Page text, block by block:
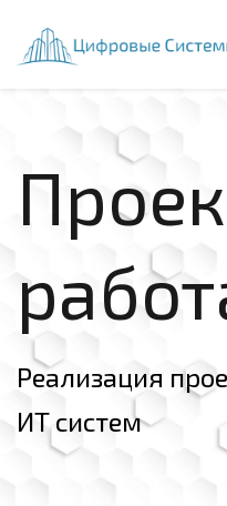
Реализация
ИТ систем